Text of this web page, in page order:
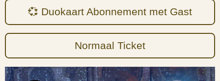
💞 Duokaart Abonnement met Gast
Normaal Ticket